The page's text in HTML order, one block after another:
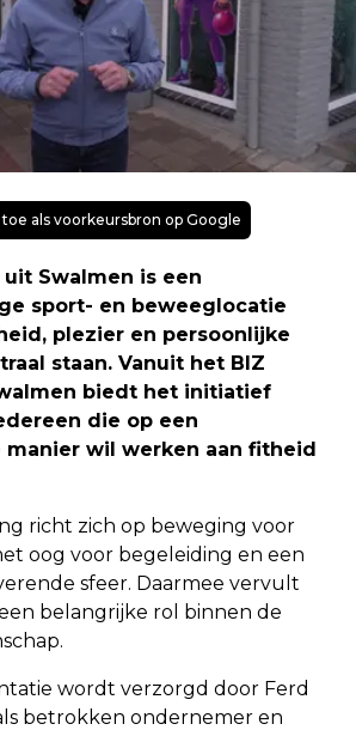
als voorkeursbron op Google
uit Swalmen is een
sport- en beweeglocatie
plezier en persoonlijke
staan. Vanuit het BIZ
biedt het initiatief
die op een
wil werken aan fitheid
richt zich op beweging voor
oog voor begeleiding en een
sfeer. Daarmee vervult
belangrijke rol binnen de
wordt verzorgd door Ferd
betrokken ondernemer en